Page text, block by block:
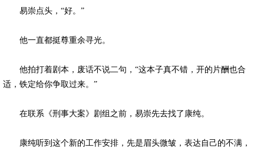
易崇点头，“好。”
他一直都挺尊重余寻光。
他拍打着剧本，废话不说二句，“这本子真不错，开的片酬也合
适，铁定给你争取过来。”
在联系《刑事大案》剧组之前，易崇先去找了康纯。
康纯听到这个新的工作安排，先是眉头微皱，表达自己的不满，